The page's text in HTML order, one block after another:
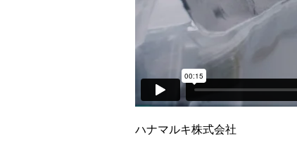
ハナマルキ株式会社